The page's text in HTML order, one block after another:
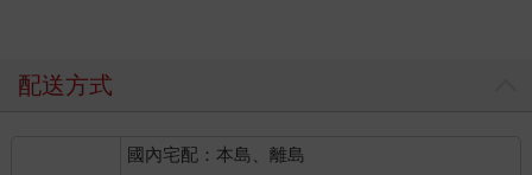
配送方式
國內宅配：本島、離島